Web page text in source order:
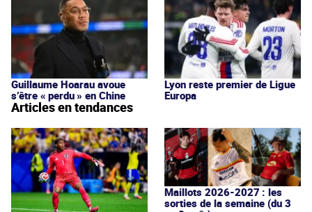
Guillaume Hoarau avoue
s’être « perdu » en Chine
Lyon reste premier de Ligue
Europa
Articles en tendances
Maillots 2026-2027 : les
sorties de la semaine (du 3